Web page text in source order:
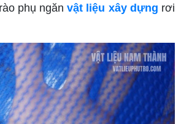
phụ ngănvật liệu xây dựng rơi